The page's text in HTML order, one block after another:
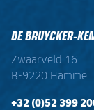
DE BRUYCKER-
Zwaarveld 16
B-9220 Hamme
+32 (0)52 399